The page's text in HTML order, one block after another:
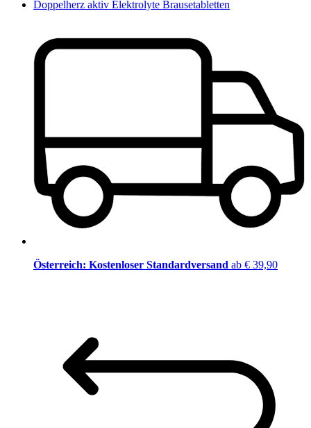
Doppelherz aktiv Elektrolyte Brausetabletten
Österreich: Kostenloser Standardversand ab € 39,90